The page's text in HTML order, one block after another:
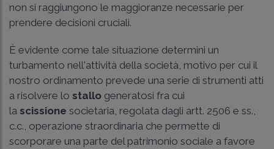
non si raggiungono le maggioranze necessarie per
prendere decisioni cruciali.
È evidente come tale situazione determini un
turbamento nell'attività della società, motivo per cui il
nostro ordinamento prevede una serie di strumenti atti
a risolvere lo stallo generatosi fra cui
la scissione societaria, regolata dagli artt. 2506 e ss.,
c.c., operazione straordinaria che permette di
scorporare una parte del patrimonio sociale a favore